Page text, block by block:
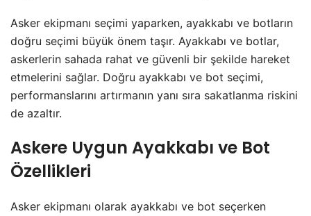
Asker ekipmanı seçimi yaparken, ayakkabı ve botların
doğru seçimi büyük önem taşır. Ayakkabı ve botlar,
askerlerin sahada rahat ve güvenli bir şekilde hareket
etmelerini sağlar. Doğru ayakkabı ve bot seçimi,
performanslarını artırmanın yanı sıra sakatlanma riskini
de azaltır.
Askere Uygun Ayakkabı ve Bot
Özellikleri
Asker ekipmanı olarak ayakkabı ve bot seçerken